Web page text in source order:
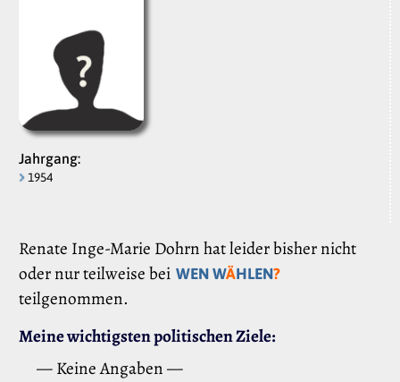
Jahrgang:
1954
Renate Inge-Marie Dohrn hat leider bisher nicht
oder nur teilweise bei WEN WÄHLEN?
teilgenommen.
Meine wichtigsten politischen Ziele:
— Keine Angaben —